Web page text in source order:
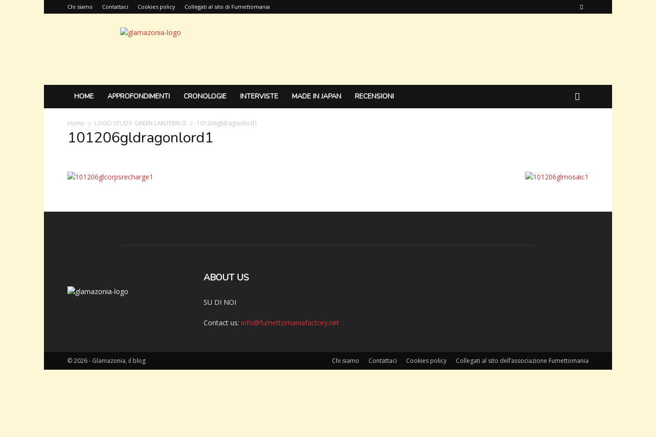
Chi siamo Contattaci Cookies policy Collegati al sito di Fumettomania
Glamazonia,
HOME APPROFONDIMENTI CRONOLOGIE INTERVISTE MADE IN JAPAN RECENSIONI
Home LOGO STUDY: GREEN LANTERN /2 101206gldragonlord1
101206gldragonlord1
ABOUT US
SU DI NOI
Contact us: info@fumettomaniafactory.net
Chi siamo Contattaci Cookies policy Collegati al sito dell’associazione Fumettomania
© 2026 - Glamazonia, il blog